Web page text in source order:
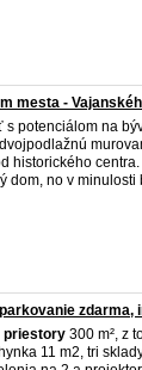
mesta -
s potenciálom na
historického
dom, no v
zdarma,
priestory 300 m², z
11 m2, tri